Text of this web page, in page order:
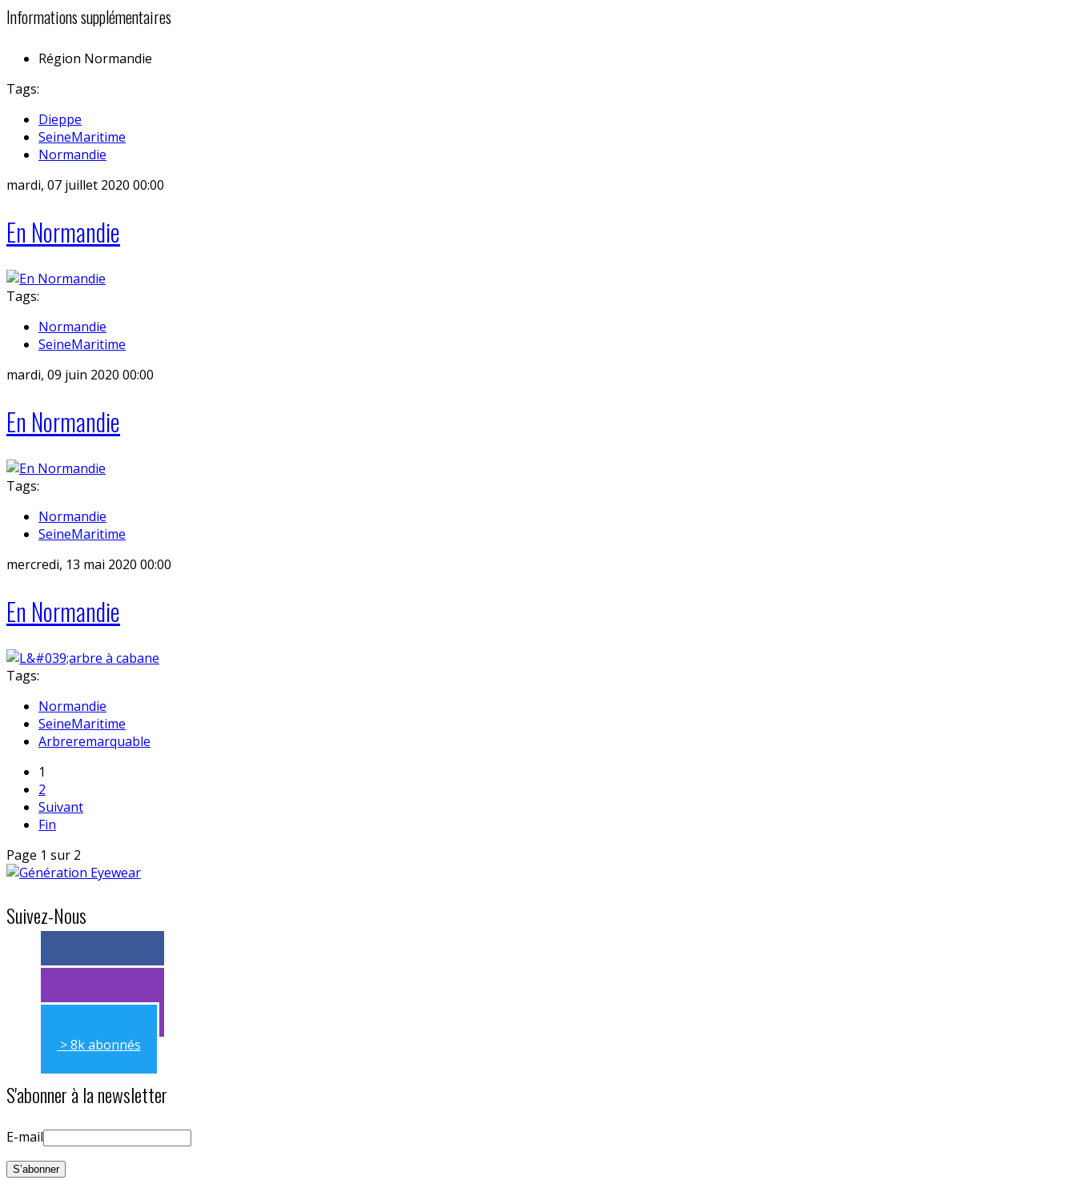
Informations supplémentaires
Région Normandie
Tags:
Dieppe
SeineMaritime
Normandie
mardi, 07 juillet 2020 00:00
En Normandie
Tags:
Normandie
SeineMaritime
mardi, 09 juin 2020 00:00
En Normandie
Tags:
Normandie
SeineMaritime
mercredi, 13 mai 2020 00:00
En Normandie
Tags:
Normandie
SeineMaritime
Arbreremarquable
1
2
Suivant
Fin
Page 1 sur 2
Suivez-Nous
> 11k abonnés
> 11k abonnés
> 8k abonnés
S'abonner à la newsletter
E-mail